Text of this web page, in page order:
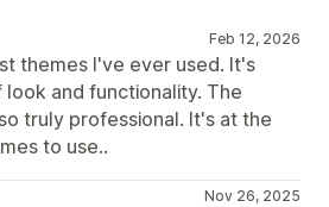
Feb 12, 2026
themes I've ever used. It's
and functionality. The
truly professional. It's at the
to use..
Nov 26, 2025